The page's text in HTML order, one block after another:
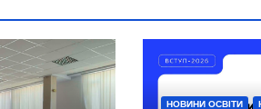
НОВИНИ ОСВІТИ